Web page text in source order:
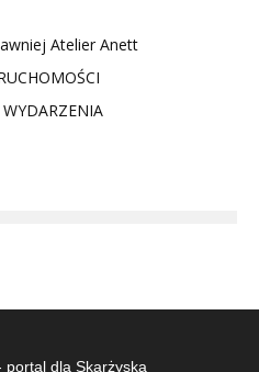
Atelier Anett